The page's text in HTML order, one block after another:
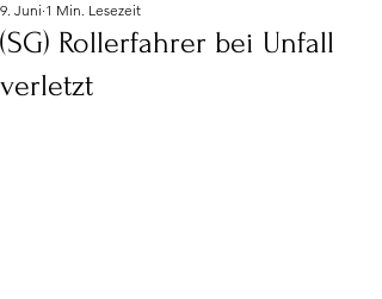
(SG) Rollerfahrer bei Unfall
verletzt
9. Juni 1 Min. Lesezeit